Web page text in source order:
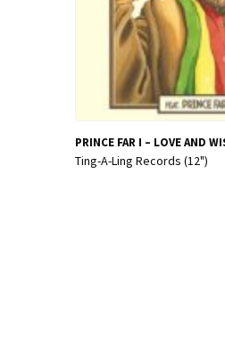
PRINCE FAR I – LOVE AND
Ting-A-Ling Records (12")